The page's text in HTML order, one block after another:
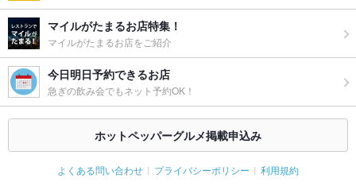
備考 クーポンがとてもお得☆是非ご確認下さい♪
マイルがたまるお店特集！
マイルがたまるお店をご紹介
今日明日予約できるお店
急ぎの飲み会でもネット予約OK！
ホットペッパーグルメ掲載申込み
よくある問い合わせ プライバシーポリシー 利用規約